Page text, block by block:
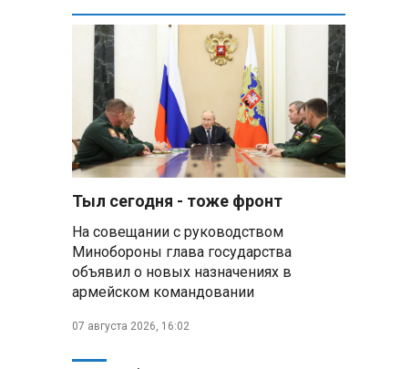
Тыл сегодня - тоже фронт
На совещании с руководством
Минобороны глава государства
объявил о новых назначениях в
армейском командовании
07 августа 2026, 16:02